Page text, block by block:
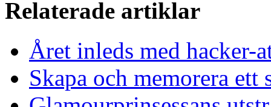
Relaterade artiklar
Året inleds med hacker-
Skapa och memorera ett